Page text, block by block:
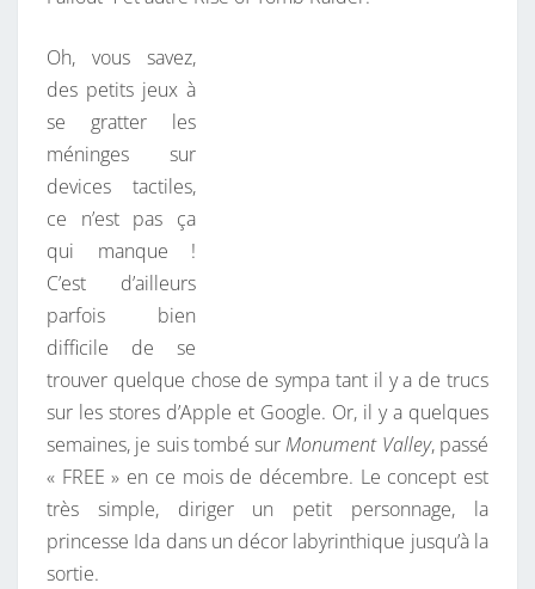
Oh, vous savez,
des petits jeux à
se gratter les
méninges sur
devices tactiles,
ce n’est pas ça
qui manque !
C’est d’ailleurs
parfois bien
difficile de se
trouver quelque chose de sympa tant il y a de trucs
sur les stores d’Apple et Google. Or, il y a quelques
semaines, je suis tombé surMonument Valley, passé
« FREE » en ce mois de décembre. Le concept est
très simple, diriger un petit personnage, la
princesse Ida dans un décor labyrinthique jusqu’à la
sortie.